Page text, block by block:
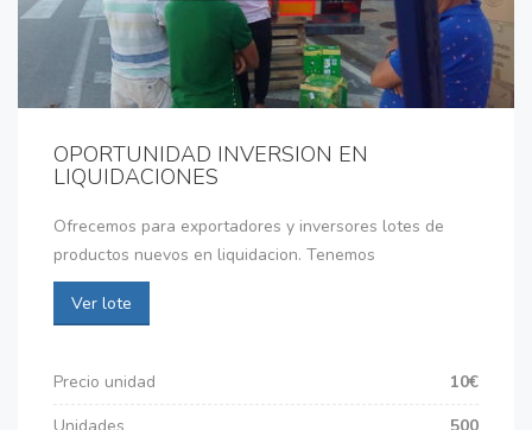
OPORTUNIDAD INVERSION EN
LIQUIDACIONES
Ofrecemos para exportadores y inversores lotes de
productos nuevos en liquidacion. Tenemos
Ver lote
Precio unidad
10€